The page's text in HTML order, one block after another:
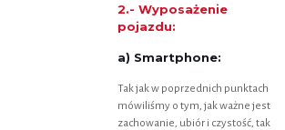
2.- Wyposażenie
pojazdu:
a) Smartphone:
Tak jak w poprzednich punktach
mówiliśmy o tym, jak ważne jest
zachowanie, ubiór i czystość, tak